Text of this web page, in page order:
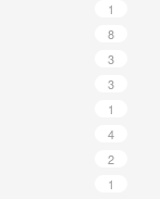
1
8
3
3
1
4
2
1